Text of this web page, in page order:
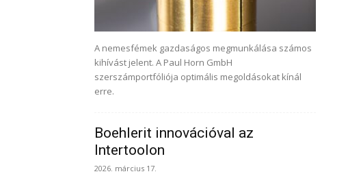
A nemesfémek gazdaságos megmunkálása számos
kihívást jelent. A Paul Horn GmbH
szerszámportfóliója optimális megoldásokat kínál
erre.
Boehlerit innovációval az
Intertoolon
2026. március 17.